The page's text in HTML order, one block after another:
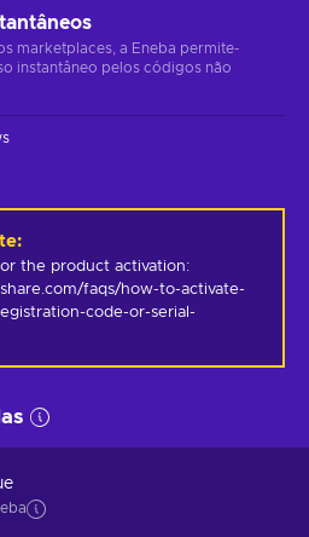
marketplaces, a Eneba permite-
instantâneo pelos códigos não
:
the product activation:
faqs/how-to-activate-
code-or-serial-